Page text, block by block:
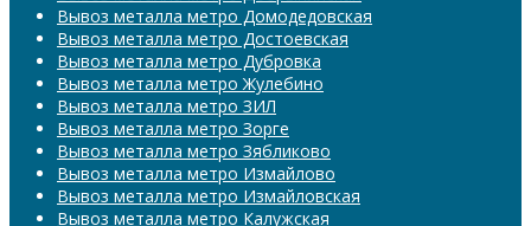
Вывоз металла метро Домодедовская
Вывоз металла метро Достоевская
Вывоз металла метро Дубровка
Вывоз металла метро Жулебино
Вывоз металла метро ЗИЛ
Вывоз металла метро Зорге
Вывоз металла метро Зябликово
Вывоз металла метро Измайлово
Вывоз металла метро Измайловская
Вывоз металла метро Калужская